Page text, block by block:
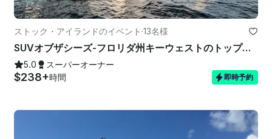
ストック・アイランドのイベント ·13名様
SUVオブザシーズ-フロリダ州キーウェストのトップラグジュアリーアドベンチャーボート
5.0 スーパーオーナー
$238+時間 即時予約